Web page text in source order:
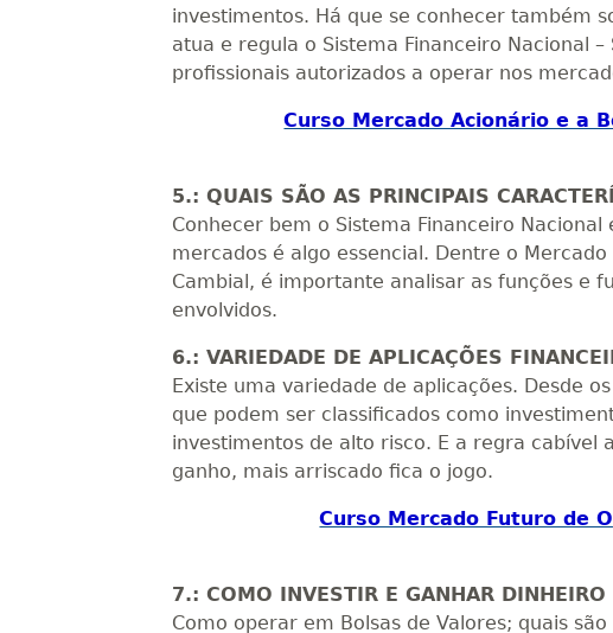
investimentos. Há que se conhecer também
atua e regula o Sistema Financeiro Nacional
profissionais autorizados a operar nos
Curso Mercado Acionário e a
5.: QUAIS SÃO AS PRINCIPAIS
Conhecer bem o Sistema Financeiro
mercados é algo essencial. Dentre o
Cambial, é importante analisar as funções e
envolvidos.
6.: VARIEDADE DE APLICAÇÕES
Existe uma variedade de aplicações. Desde os
que podem ser classificados como
investimentos de alto risco. E a regra cabível
ganho, mais arriscado fica o jogo.
Curso Mercado Futuro de
7.: COMO INVESTIR E GANHAR DINHEIRO
Como operar em Bolsas de Valores; quais